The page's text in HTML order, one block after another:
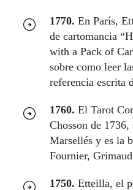
1770. En París,
de cartomancia
with a Pack of
sobre como leer
referencia escrita
1760. El Tarot
Chosson de
Marsellés y es la
Fournier,
1750. Etteilla, el